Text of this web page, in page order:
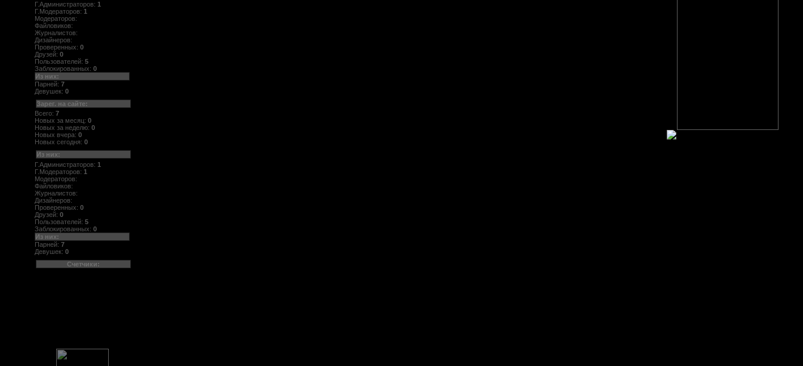
Г.Администраторов: 1
Г.Модераторов: 1
Модераторов:
Файловиков:
Журналистов:
Дизайнеров:
Проверенных: 0
Друзей: 0
Пользователей: 5
Заблокированных: 0
Из них:
Парней: 7
Девушек: 0
Зарег. на сайте:
Всего: 7
Новых за месяц: 0
Новых за неделю: 0
Новых вчера: 0
Новых сегодня: 0
Из них:
Г.Администраторов: 1
Г.Модераторов: 1
Модераторов:
Файловиков:
Журналистов:
Дизайнеров:
Проверенных: 0
Друзей: 0
Пользователей: 5
Заблокированных: 0
Из них:
Парней: 7
Девушек: 0
Счетчики: